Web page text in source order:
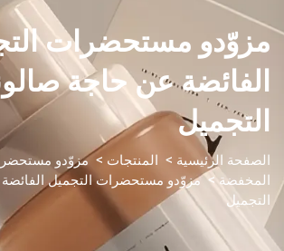
مزوّدو مستحضرات
الفائضة عن حاجة
التجميل
الصفحة الرئيسية > المنتجات >مزوّدو
المخفضة >مزوّدو مستحضرات التجميل
التجميل